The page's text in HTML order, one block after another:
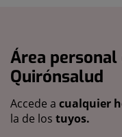
Área personal
Quirónsalud
Accede a cualquier
la de los tuyos.